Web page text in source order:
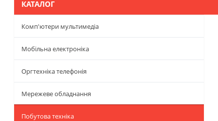
КАТАЛОГ
Комп'ютери мультимедіа
Мобільна електроніка
Оргтехніка телефонія
Мережеве обладнання
Побутова техніка